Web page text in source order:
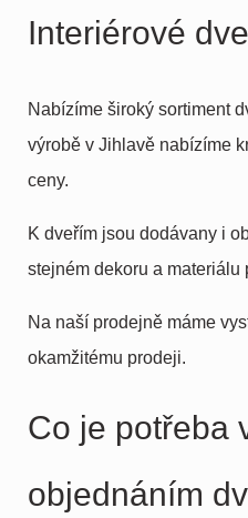
Interiérové
Nabízíme široký sortiment
výrobě v Jihlavě nabízíme
ceny.
K dveřím jsou dodávany i
stejném dekoru a materiálu
Na naší prodejně máme
okamžitému prodeji.
Co je potřeba
objednáním